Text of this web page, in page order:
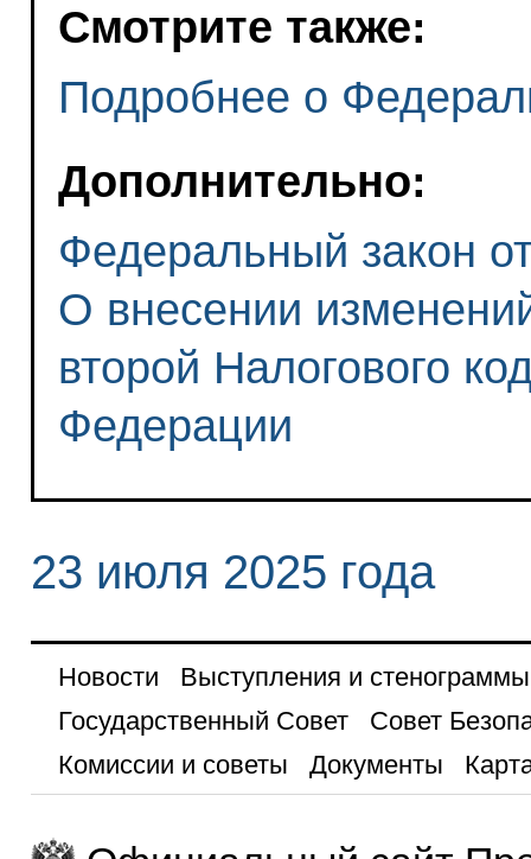
Смотрите также:
Подробнее о
Дополнительно:
Федеральный закон
О внесении
второй Налогового
Федерации
23 июля 2025 года
Новости
Выступления и стенограммы
Государственный Совет
Совет
Комиссии и советы
Документы